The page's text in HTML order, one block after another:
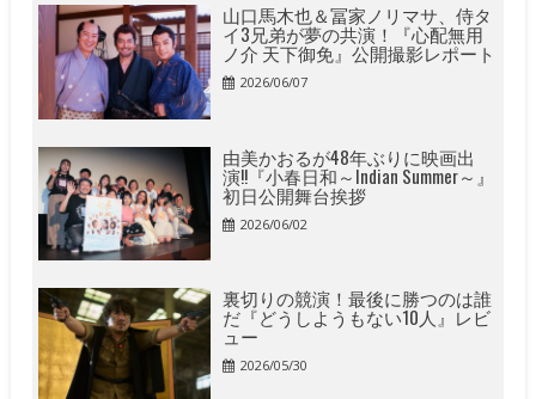
山口馬木也＆冨家ノリマサ、侍タ
イ3兄弟が夢の共演！『心配無用
ノ介 天下御免』公開撮影レポート
2026/06/07
由美かおるが48年ぶりに映画出
演!!『小春日和～Indian Summer～』
初日公開舞台挨拶
2026/06/02
裏切りの競演！最後に勝つのは誰
だ『どうしようもない10人』レビ
ュー
2026/05/30